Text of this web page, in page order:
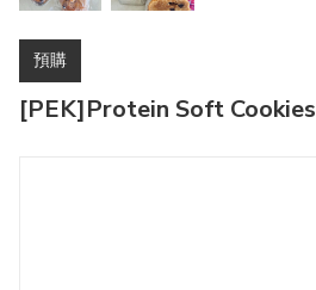
預購
[PEK]Protein Soft Cookies